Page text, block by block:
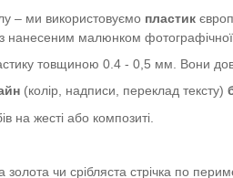
– ми використовуємо пластик
нанесеним малюнком фотографічної
товщиною 0.4 - 0,5 мм. Вони
(колір, надписи, переклад тексту)
на жесті або композиті.
чи срібляста стрічка по